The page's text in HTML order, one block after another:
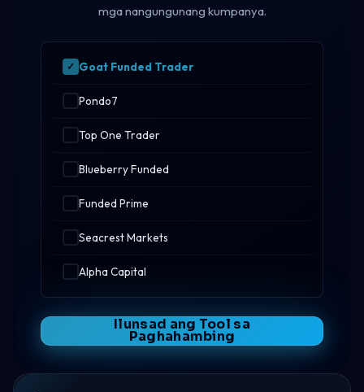
mga nangungunang kumpanya.
Goat Funded Trader
Pondo7
Top One Trader
Blueberry Funded
Funded Prime
Seacrest Markets
Alpha Capital
Ilunsad ang Tool sa
Paghahambing